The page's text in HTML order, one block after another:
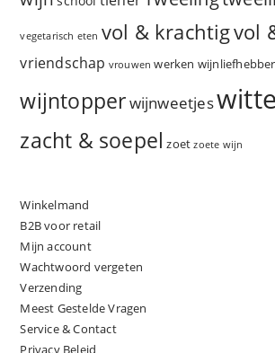
vegetarisch eten vol & krachtigvol
vriendschap vrouwen werken wijnliefhebber
wijntopperwijnweetjes
zacht & soepel zoet zoete wijn
Winkelmand
B2B voor retail
Mijn account
Wachtwoord vergeten
Verzending
Meest Gestelde Vragen
Service & Contact
Privacy Beleid